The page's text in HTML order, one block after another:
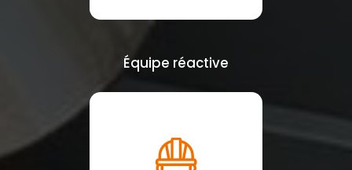
Équipe réactive